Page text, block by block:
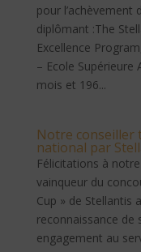
pour
diplômant :The
Excellence
– Ecole Supérieure
mois et 196...
Notre conseiller
national par
Félicitations à
vainqueur du
Cup » de Stellantis
reconnaissance de
engagement au